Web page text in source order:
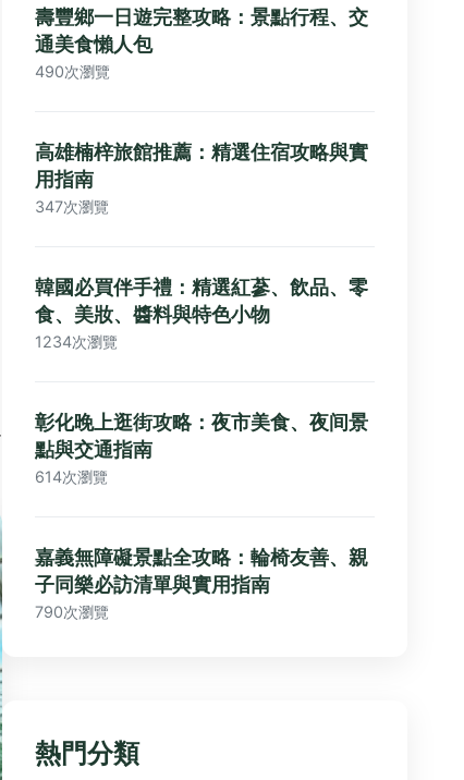
壽豐鄉一日遊完整攻略：景點行程、交
通美食懶人包
490次瀏覽
高雄楠梓旅館推薦：精選住宿攻略與實
用指南
347次瀏覽
韓國必買伴手禮：精選紅蔘、飲品、零
食、美妝、醬料與特色小物
1234次瀏覽
彰化晚上逛街攻略：夜市美食、夜间景
點與交通指南
614次瀏覽
嘉義無障礙景點全攻略：輪椅友善、親
子同樂必訪清單與實用指南
790次瀏覽
熱門分類